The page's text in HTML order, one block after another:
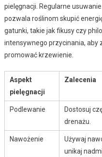
pielęgnacji. Regularne
pozwala roślinom skupić
gatunki, takie jak fikusy czy
intensywnego przycinania, aby
promować krzewienie.
Aspekt
pielęgnacji
Zalecenia
Podlewanie
Dostosuj
drenażu.
Nawożenie
Używaj
unikaj